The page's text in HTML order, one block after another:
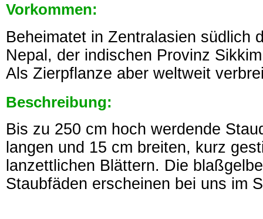
Vorkommen:
Beheimatet in Zentralasien südlich
Nepal, der indischen Provinz
Als Zierpflanze aber weltweit
Beschreibung:
Bis zu 250 cm hoch werdende
langen und 15 cm breiten, kurz
lanzettlichen Blättern. Die
Staubfäden erscheinen bei uns im